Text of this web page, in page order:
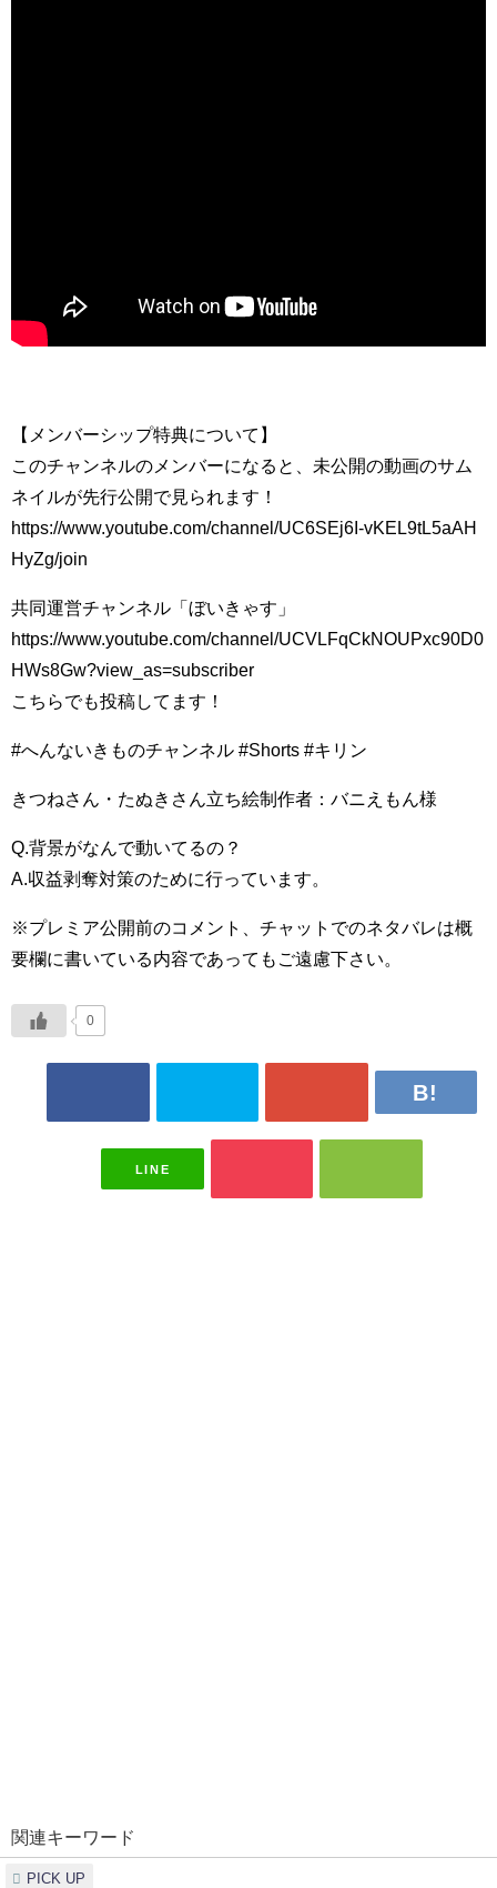
【メンバーシップ特典について】
このチャンネルのメンバーになると、未公開の動画のサム
ネイルが先行公開で見られます！
https://www.youtube.com/channel/UC6SEj6I-vKEL9tL5aAH
HyZg/join
共同運営チャンネル「ぼいきゃす」
https://www.youtube.com/channel/UCVLFqCkNOUPxc90D0
HWs8Gw?view_as=subscriber
こちらでも投稿してます！
#へんないきものチャンネル #Shorts #キリン
きつねさん・たぬきさん立ち絵制作者：バニえもん様
Q.背景がなんで動いてるの？
A.収益剥奪対策のために行っています。
※プレミア公開前のコメント、チャットでのネタバレは概
要欄に書いている内容であってもご遠慮下さい。
0
LINE
関連キーワード
PICK UP